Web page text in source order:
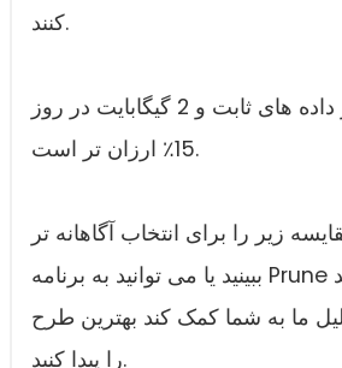
کنند.
در داده های ثابت و 2 گیگابایت در روز، Jio با حدود
15٪ ارزان تر است.
زیر را برای انتخاب آگاهانه تر
ببینید یا می توانید به برنامه Prune بروید و اجازه دهید
ما به شما کمک کند بهترین طرح
را پیدا کنید.